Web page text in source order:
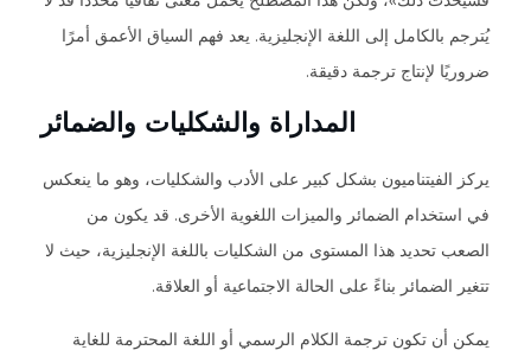
يُترجم بالكامل إلى اللغة الإنجليزية. يعد فهم السياق الأعمق أمرًا
ضروريًا لإنتاج ترجمة دقيقة.
المداراة والشكليات والضمائر
يركز الفيتناميون بشكل كبير على الأدب والشكليات، وهو ما ينعكس
في استخدام الضمائر والميزات اللغوية الأخرى. قد يكون من
الصعب تحديد هذا المستوى من الشكليات باللغة الإنجليزية، حيث لا
تتغير الضمائر بناءً على الحالة الاجتماعية أو العلاقة.
يمكن أن تكون ترجمة الكلام الرسمي أو اللغة المحترمة للغاية